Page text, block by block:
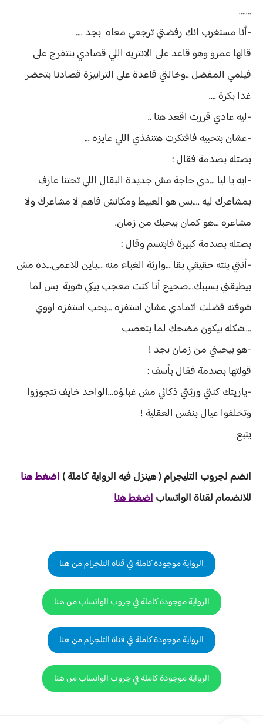
.......
-أنا مستغرب انك رفضتي ترجعي معاه بجد ....
قالها عمرو وهو قاعد على الانتريه اللي قصادي بنتفرج على
فيلمي المفضل ..وخالتي قاعدة على الترابيزة قصادنا بتحضر
غدا بكرة ....
-ليه عادي قررت اقعد هنا ..
-عشان بتحبيه فافتكرت هتنفذي اللي عايزه ...
بصتله بصدمة فقال :
-ايه يا ليا ...دي حاجة مش جديدة البقال اللي تحتنا عارف
بمشاعرك ليه ....بس هو العبيط ومكانش فاهم لا مشاعرك ولا
مشاعره ...هو كمان بيحبك من زمان.
بصتله بصدمة كبيرة فابتسم وقال :
-أنتي بنته حقيقي بقا ...وارثة الغباء منه ...باين للاعمى...ده مش
بيطيقني بسببك...صحيح أنا كنت معجب بيكي شوية بس لما
شوفته فضلت اتمادي عشان استفزه ...بحب استفزه اووي
....شكله بيكون مضحك لما يتعصب
-هو بيحبني من زمان بجد !
قولتها بصدمة فقال بأسف :
-ياريتك كنتي ورثتي ذكائي مش غبا.ؤه...الواحد خايف تتجوزوا
وتخلفوا عيال بنفس العقلية !
يتبع
انضم لجروب التليجرام ( هينزل فيه الرواية كاملة ) اضغط هنا
للانضمام لقناة الواتساباضغط هنا
الرواية موجودة كاملة في قناة التلجرام من هنا
الرواية موجودة كاملة في جروب الواتساب من هنا
الرواية موجودة كاملة في قناة التلجرام من هنا
الرواية موجودة كاملة في جروب الواتساب من هنا